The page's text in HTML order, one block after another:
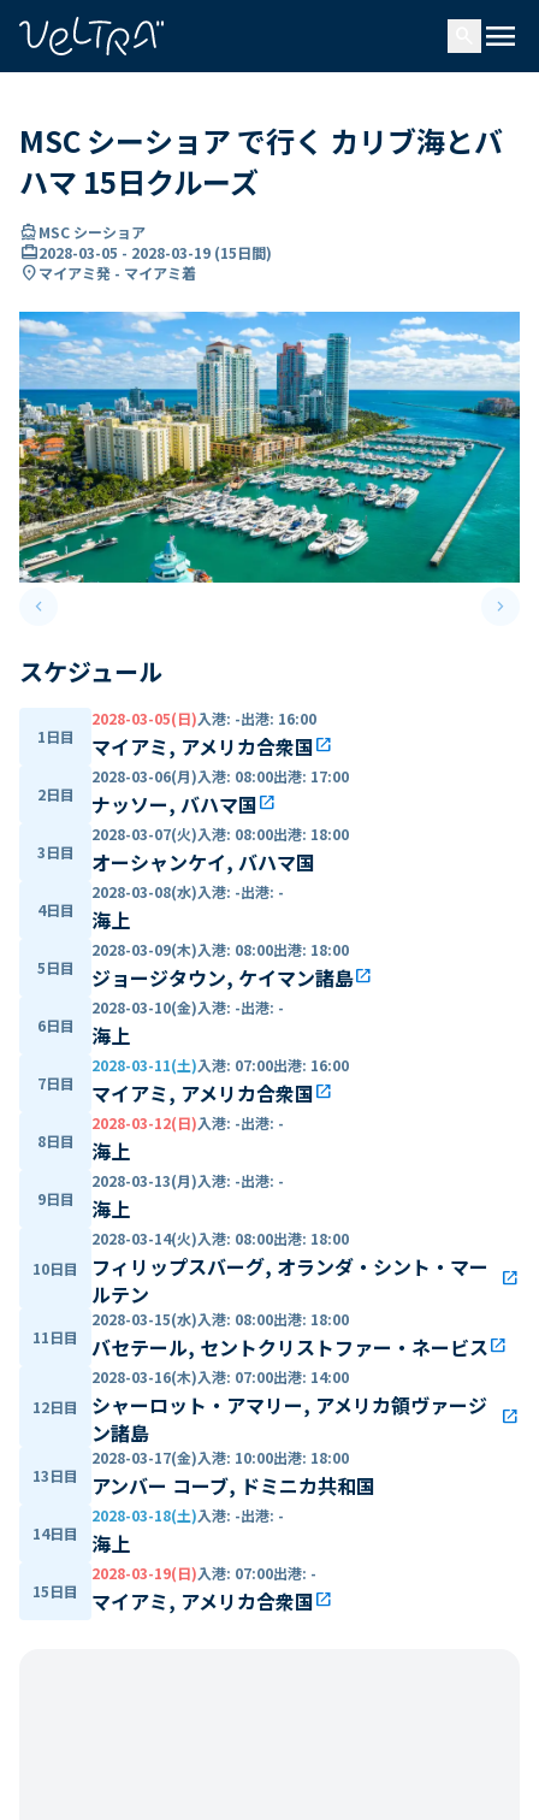
menu
MSC シーショア で行く カリブ海とバ
ハマ 15日クルーズ
directions_boatMSC シーショア
card_travel2028-03-05 - 2028-03-19 (15日間)
location_onマイアミ発 - マイアミ着
keyboard_arrow_leftPrevious slide keyboard_arrow_right
スケジュール
1日目
2028-03-05(日)入港: -出港: 16:00
マイアミ, アメリカ合衆国open_in_new
2日目
2028-03-06(月)入港: 08:00出港: 17:00
ナッソー, バハマ国open_in_new
3日目
2028-03-07(火)入港: 08:00出港: 18:00
オーシャンケイ, バハマ国
4日目
2028-03-08(水)入港: -出港: -
海上
5日目
2028-03-09(木)入港: 08:00出港: 18:00
ジョージタウン, ケイマン諸島open_in_new
6日目
2028-03-10(金)入港: -出港: -
海上
7日目
2028-03-11(土)入港: 07:00出港: 16:00
マイアミ, アメリカ合衆国open_in_new
8日目
2028-03-12(日)入港: -出港: -
海上
9日目
2028-03-13(月)入港: -出港: -
海上
10日目
2028-03-14(火)入港: 08:00出港: 18:00
フィリップスバーグ, オランダ・シント・マー
ルテン
open_in_new
11日目
2028-03-15(水)入港: 08:00出港: 18:00
バセテール, セントクリストファー・ネービスopen_in_new
12日目
2028-03-16(木)入港: 07:00出港: 14:00
シャーロット・アマリー, アメリカ領ヴァージ
ン諸島
open_in_new
13日目
2028-03-17(金)入港: 10:00出港: 18:00
アンバー コーブ, ドミニカ共和国
14日目
2028-03-18(土)入港: -出港: -
海上
15日目
2028-03-19(日)入港: 07:00出港: -
マイアミ, アメリカ合衆国open_in_new